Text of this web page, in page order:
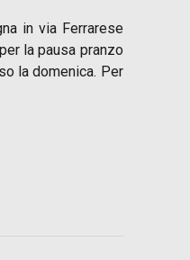
in via Ferrarese
la pausa pranzo
la domenica. Per